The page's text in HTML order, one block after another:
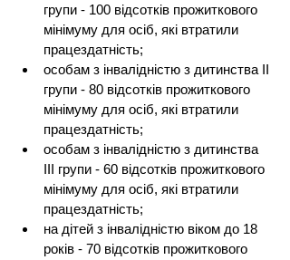
групи - 100 відсотків прожиткового
мінімуму для осіб, які втратили
працездатність;
особам з інвалідністю з дитинства II
групи - 80 відсотків прожиткового
мінімуму для осіб, які втратили
працездатність;
особам з інвалідністю з дитинства
III групи - 60 відсотків прожиткового
мінімуму для осіб, які втратили
працездатність;
на дітей з інвалідністю віком до 18
років - 70 відсотків прожиткового